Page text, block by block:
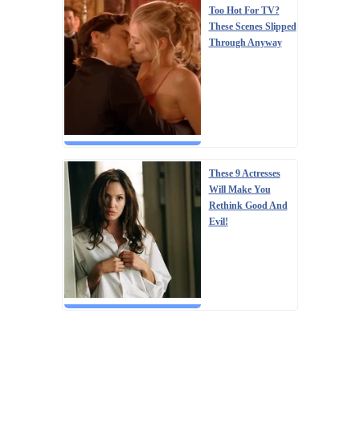
Too Hot For TV?
These Scenes Slipped
Through Anyway
These 9 Actresses
Will Make You
Rethink Good And
Evil!